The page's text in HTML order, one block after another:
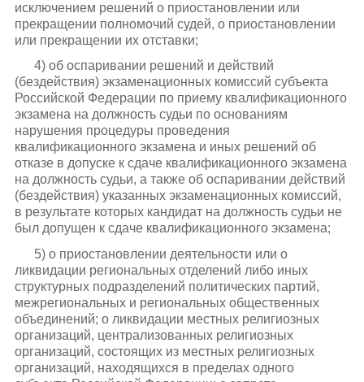
исключением решений о приостановлении или
прекращении полномочий судей, о приостановлении
или прекращении их отставки;
4) об оспаривании решений и действий
(бездействия) экзаменационных комиссий субъекта
Российской Федерации по приему квалификационного
экзамена на должность судьи по основаниям
нарушения процедуры проведения
квалификационного экзамена и иных решений об
отказе в допуске к сдаче квалификационного экзамена
на должность судьи, а также об оспаривании действий
(бездействия) указанных экзаменационных комиссий,
в результате которых кандидат на должность судьи не
был допущен к сдаче квалификационного экзамена;
5) о приостановлении деятельности или о
ликвидации региональных отделений либо иных
структурных подразделений политических партий,
межрегиональных и региональных общественных
объединений; о ликвидации местных религиозных
организаций, централизованных религиозных
организаций, состоящих из местных религиозных
организаций, находящихся в пределах одного